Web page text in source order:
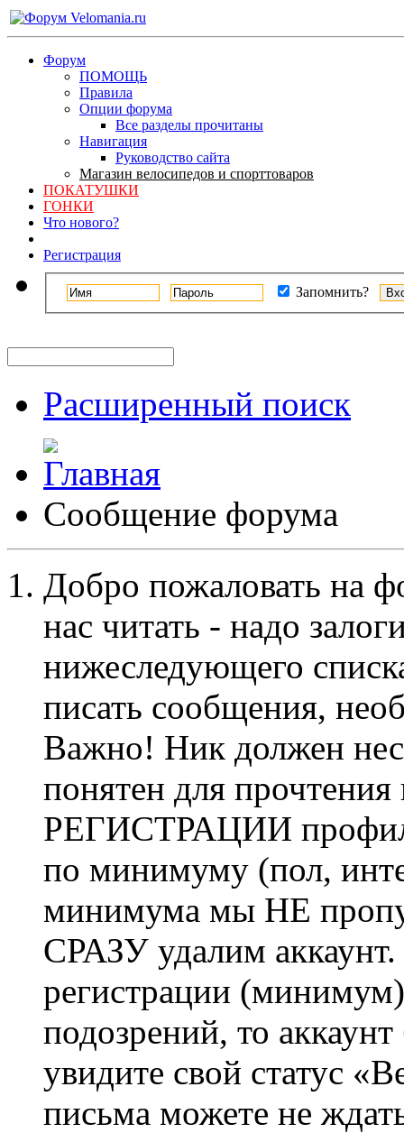
Форум
ПОМОЩЬ
Правила
Опции форума
Все разделы прочитаны
Навигация
Руководство сайта
Магазин велосипедов и спорттоваров
ПОКАТУШКИ
ГОНКИ
Что нового?
Регистрация
Запомнить?
Расширенный поиск
Сообщение форума
Добро пожаловать на
нас читать - надо
нижеследующего
писать сообщения,
Важно! Ник должен
понятен для
РЕГИСТРАЦИИ профиль
по минимуму (пол,
минимума мы НЕ
СРАЗУ удалим
регистрации
подозрений, то
увидите свой статус
письма можете не